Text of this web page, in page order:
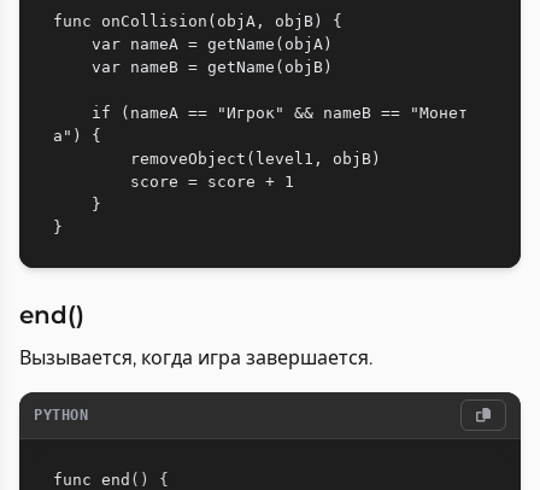
func onCollision(objA, objB) {
а") {
end()
Вызывается, когда игра завершается.
PYTHON
func end ( ) {